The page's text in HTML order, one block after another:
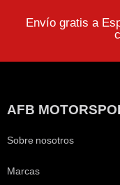
Envío gratis a
AFB
Sobre nosotros
Marcas